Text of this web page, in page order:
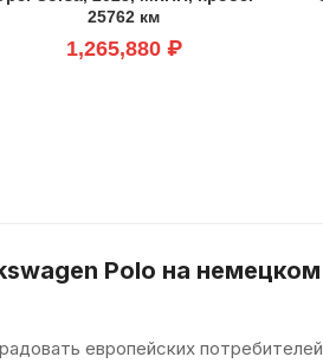
25762 км
1,265,880 ₽
Polo на немецком
европейских потребителей